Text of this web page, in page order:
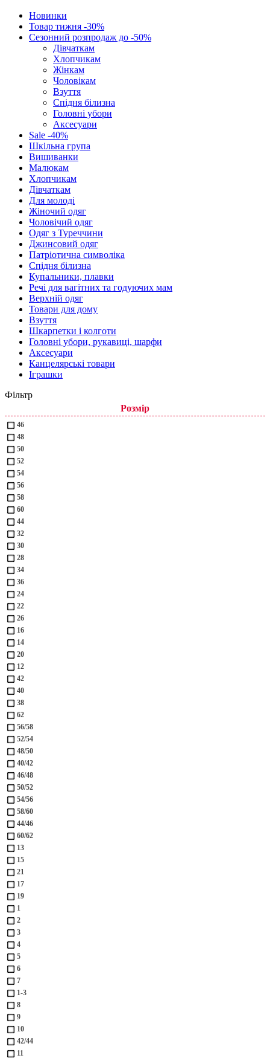
Новинки
Товар тижня -30%
Сезонний розпродаж до -50%
Дівчаткам
Хлопчикам
Жінкам
Чоловікам
Взуття
Спідня білизна
Головні убори
Аксесуари
Sale -40%
Шкільна група
Вишиванки
Малюкам
Хлопчикам
Дівчаткам
Для молоді
Жіночий одяг
Чоловічий одяг
Одяг з Туреччини
Джинсовий одяг
Патріотична символіка
Спідня білизна
Купальники, плавки
Речі для вагітних та годуючих мам
Верхній одяг
Товари для дому
Взуття
Шкарпетки і колготи
Головні убори, рукавиці, шарфи
Аксесуари
Канцелярські товари
Іграшки
Фільтр
Розмір
46
48
50
52
54
56
58
60
44
32
30
28
34
36
24
22
26
16
14
20
12
42
40
38
62
56/58
52/54
48/50
40/42
46/48
50/52
54/56
58/60
44/46
60/62
13
15
21
17
19
1
2
3
4
5
6
7
1-3
8
9
10
42/44
11